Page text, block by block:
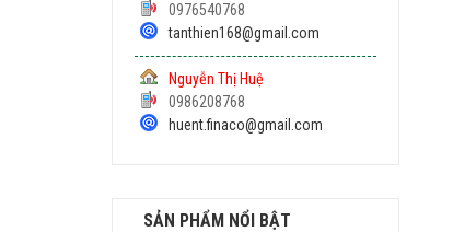
0976540768
tanthien168@gmail.com
Nguyễn Thị Huệ
0986208768
huent.finaco@gmail.com
SẢN PHẨM NỔI BẬT